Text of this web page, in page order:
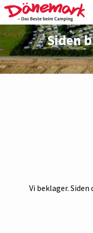
Siden
Vi beklager.